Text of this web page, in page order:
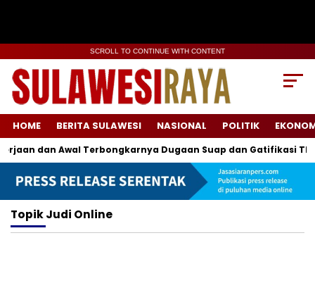
SCROLL TO CONTINUE WITH CONTENT
HOME BERITA SULAWESI NASIONAL POLITIK
dan Awal Terbongkarnya Dugaan Suap dan Gatifikasi TKA
TopikJudi Online